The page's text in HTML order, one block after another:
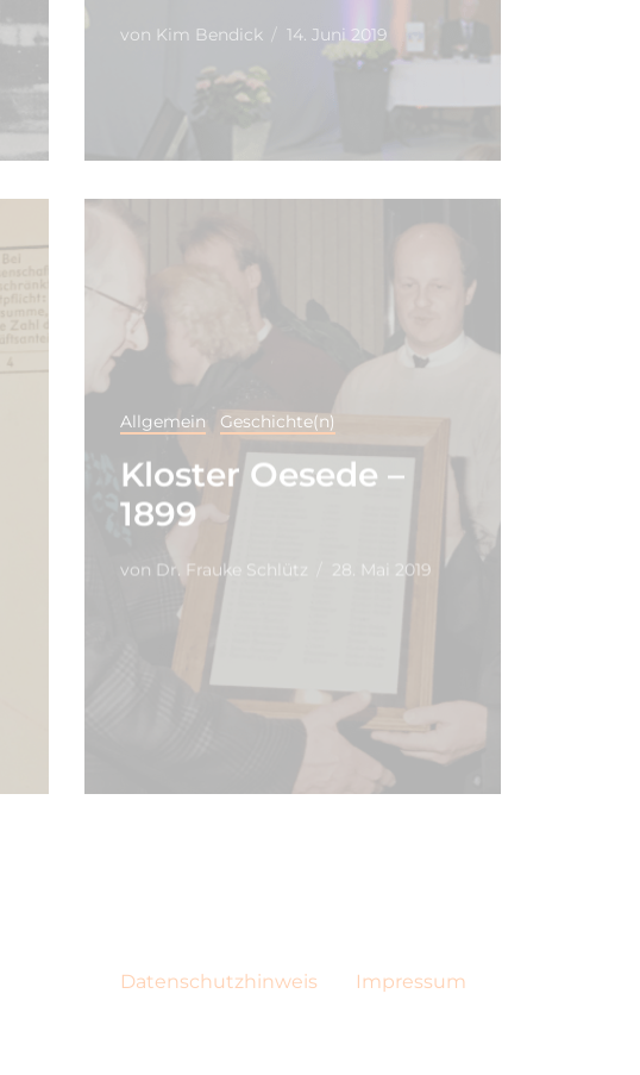
von Kim Bendick 14. Juni 2019
Allgemein Geschichte(n)
Kloster Oesede –
1899
von Dr. Frauke Schlütz 28. Mai 2019
Datenschutzhinweis Impressum